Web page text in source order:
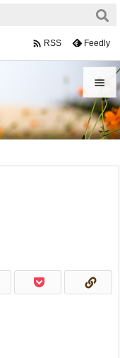


メニュ
 RSS Feedly